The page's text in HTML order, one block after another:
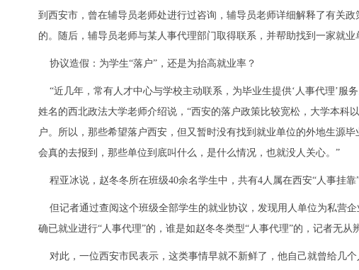
到西安市，曾在辅导员老师处进行过咨询，辅导员老师详细解释了有关
的。随后，辅导员老师与某人事代理部门取得联系，并帮助找到一家就
协议造假：为学生“落户”，还是为抬高就业率？
“近几年，常有人才中心与学校主动联系，为毕业生提供‘人事代理’服
姓名的西北政法大学老师介绍说，“西安的落户政策比较宽松，大学本
户。所以，那些希望落户西安，但又暂时没有找到就业单位的外地生源
会真的去报到，那些单位到底叫什么，是什么情况，也就没人关心。”
程亚冰说，赵冬冬所在班级40余名学生中，共有4人属在西安“人事挂靠”
但记者通过查阅这个班级全部学生的就业协议，发现用人单位为私营
确已就业进行“人事代理”的，谁是如赵冬冬类型“人事代理”的，记者无从
对此，一位西安市民表示，这类事情早就不新鲜了，他自己就曾给几